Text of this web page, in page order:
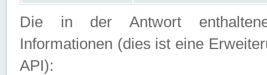
Die in der Antwort
Informationen (dies ist eine
API):